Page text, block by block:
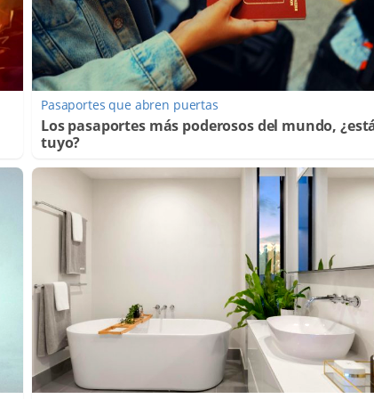
Pasaportes que abren puertas
Los pasaportes más poderosos del mundo,
tuyo?